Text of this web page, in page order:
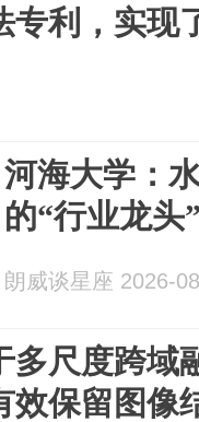
专利，实现
河海大学：
的“行业龙头
朗威谈星座 2026-
多尺度跨域
效保留图像